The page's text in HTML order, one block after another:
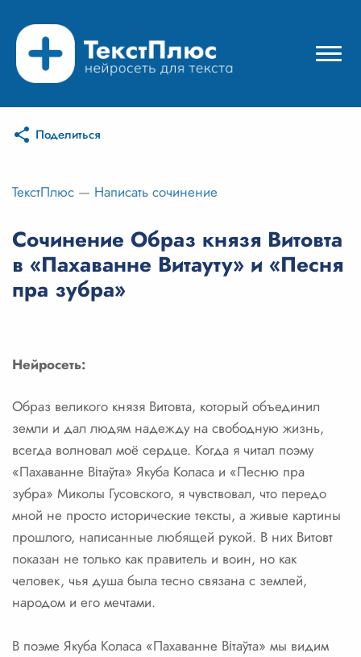
Режимы нейросети
Цены
Вход
Вход с Telegram
Поделиться
ТекстПлюс — Написать сочинение
Сочинение Образ князя Витовта
в «Пахаванне Витауту» и «Песня
пра зубра»
Нейросеть:
Образ великого князя Витовта, который объединил
земли и дал людям надежду на свободную жизнь,
всегда волновал моё сердце. Когда я читал поэму
«Пахаванне Вітаўта» Якуба Коласа и «Песню пра
зубра» Миколы Гусовского, я чувствовал, что передо
мной не просто исторические тексты, а живые картины
прошлого, написанные любящей рукой. В них Витовт
показан не только как правитель и воин, но как
человек, чья душа была тесно связана с землей,
народом и его мечтами.
В поэме Якуба Коласа «Пахаванне Вітаўта» мы видим